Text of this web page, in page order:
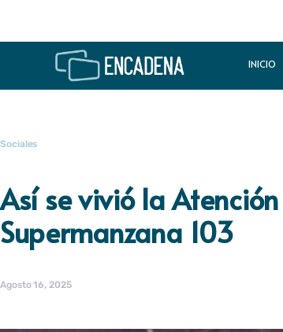
INICIO
Sociales
Así se vivió la
Supermanzana 103
Agosto 16, 2025